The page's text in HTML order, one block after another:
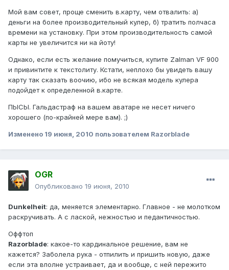
Мой вам совет, проще сменить в.карту, чем отвалить: а)
деньги на более производительный кулер, б) тратить полчаса
времени на установку. При этом производительность самой
карты не увеличится ни на йоту!
Однако, если есть желание помучиться, купите Zalman VF 900
и привинтите к текстолиту. Кстати, неплохо бы увидеть вашу
карту так сказать воочию, ибо не всякая модель кулера
подойдет к определенной в.карте.
ПЫСЫ. Гальдастраф на вашем аватаре не несет ничего
хорошего (по-крайней мере вам). ;)
Изменено 19 июня, 2010 пользователем Razorblade
OGR
Опубликовано 19 июня, 2010
Dunkelheit: да, меняется элементарно. Главное - не молотком
раскручивать. А с лаской, нежностью и педантичностью.
Оффтоп
Razorblade: какое-то кардинальное решение, вам не
кажется? Заболела рука - отпилить и пришить новую, даже
если эта вполне устраивает, да и вообще, с ней пережито